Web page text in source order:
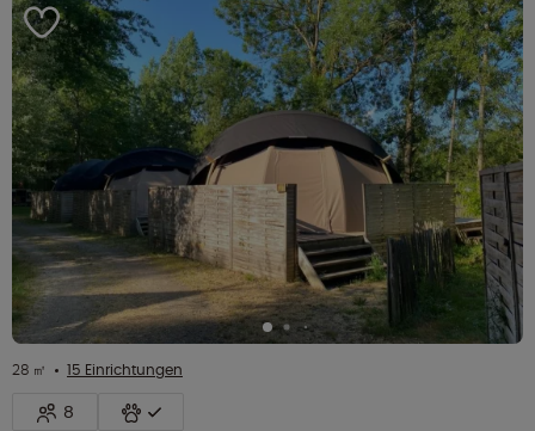
28 ㎡ 15 Einrichtungen
8